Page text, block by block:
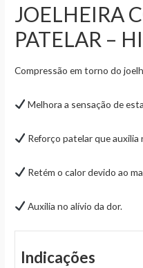
JOELHEIRA
PATELAR –
Compressão em torno do
Melhora a sensação de
Reforço patelar que auxilia
Retém o calor devido ao
Auxilia no alívio da dor.
Indicações